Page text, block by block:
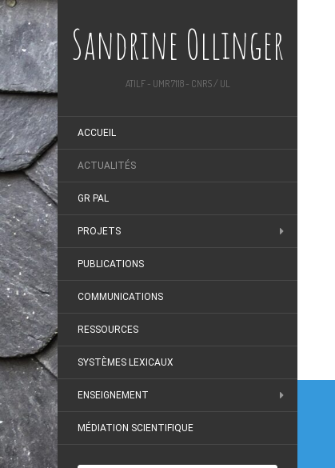
Sandrine Ollinger
ATILF - UMR 7118 - CNRS / UL
ACCUEIL
ACTUALITÉS
GR PAL
PROJETS
PUBLICATIONS
COMMUNICATIONS
RESSOURCES
SYSTÈMES LEXICAUX
ENSEIGNEMENT
MÉDIATION SCIENTIFIQUE